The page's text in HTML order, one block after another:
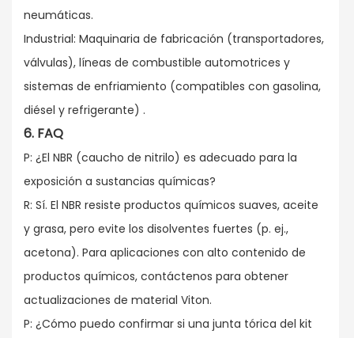
neumáticas.
Industrial: Maquinaria de fabricación (transportadores,
válvulas), líneas de combustible automotrices y
sistemas de enfriamiento (compatibles con gasolina,
diésel y refrigerante) .
6. FAQ
P: ¿El NBR (caucho de nitrilo) es adecuado para la
exposición a sustancias químicas?
R: Sí. El NBR resiste productos químicos suaves, aceite
y grasa, pero evite los disolventes fuertes (p. ej.,
acetona). Para aplicaciones con alto contenido de
productos químicos, contáctenos para obtener
actualizaciones de material Viton.
P: ¿Cómo puedo confirmar si una junta tórica del kit